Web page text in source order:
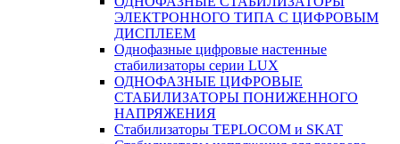
ЭЛЕКТРОННОГО ТИПА С ЦИФРОВЫМ
ДИСПЛЕЕМ
Однофазные цифровые настенные
стабилизаторы серии LUX
ОДНОФАЗНЫЕ ЦИФРОВЫЕ
СТАБИЛИЗАТОРЫ ПОНИЖЕННОГО
НАПРЯЖЕНИЯ
Стабилизаторы TEPLOCOM и SKAT